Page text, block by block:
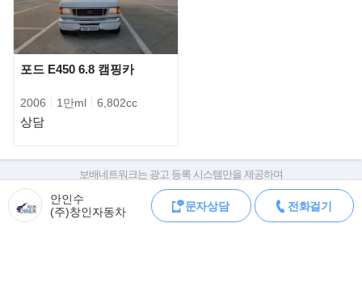
▶구매시 유의사항
시세보다 매우낮은 가격으로 차량을 등록한후 계약금부터 요구하는
계약금을 송금해야 할 경우에는 차량등록증과 판매자의 신분을 먼
저 확인하시는 것이 좋습니다.
전화가 부재중일시 보배드림의 무료 문자서비스를 이용하여 판매자
와 가격상담 및 차량 상담을 하실수 있습
니다.(전화주시면 친절하고도 상세하게 설명드리도록 하겠습니다)
포드 E450 6.8 캠핑카
2006 1만ml 6,802cc
상담
안인수
(주)창인자동차
문자상담 전화걸기
보배네트워크는 광고 등록 시스템만을 제공하며
판매자가 직접 등록한 내용에 대한 모든 책임은 판매자에게 있습니다.
차량 구매 시 차량등록증, 성능점검기록부, 실제 차량 상태,
차대번호 조회로 직접 정보를 확인하세요.